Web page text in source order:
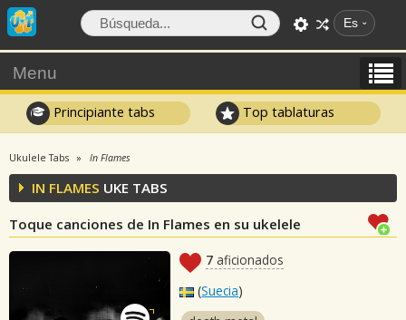
Es
Menu
Principiante tabs Top tablaturas
Ukulele Tabs In Flames
IN FLAMES UKE TABS
Toque canciones de In Flames en su ukelele
7 aficionados
(Suecia)